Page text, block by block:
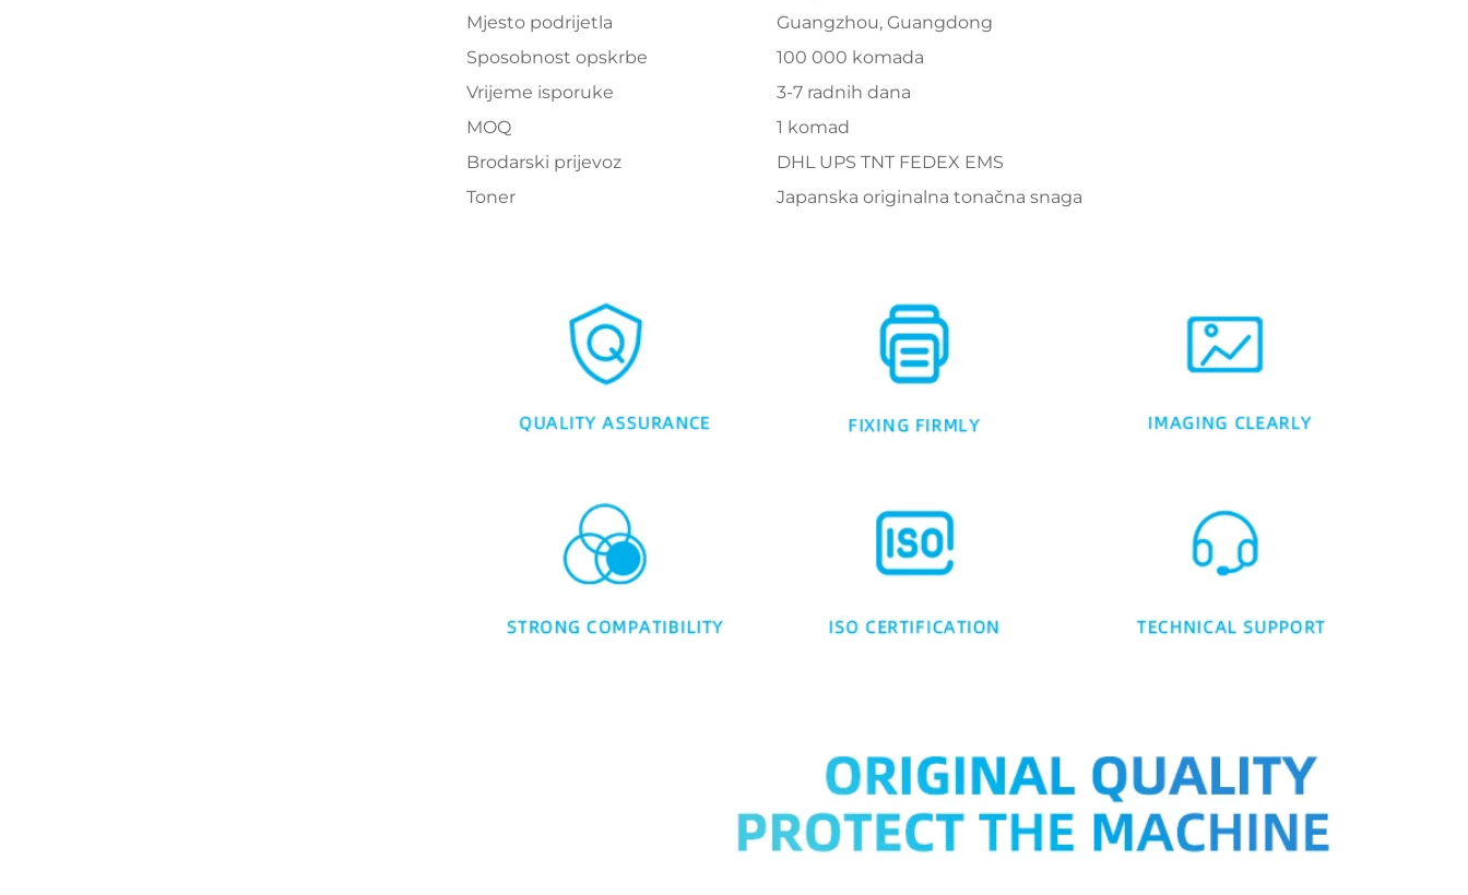
Mjesto podrijetla
Guangzhou, Guangdong
Sposobnost opskrbe
100 000 komada
Vrijeme isporuke
3-7 radnih dana
MOQ
1 komad
Brodarski prijevoz
DHL UPS TNT FEDEX EMS
Toner
Japanska originalna tonačna snaga